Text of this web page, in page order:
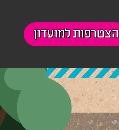
הצטרפות למועדון